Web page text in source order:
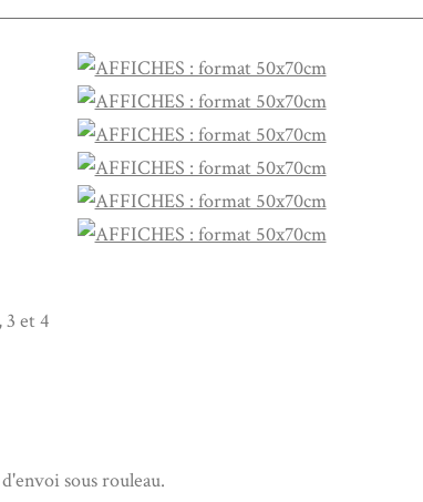
3 et 4
sous rouleau.